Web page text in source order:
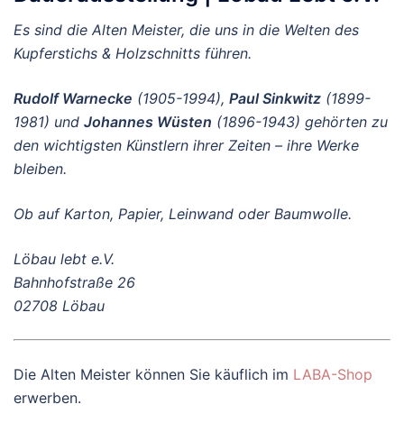
Es sind die Alten Meister, die uns in die Welten des
Kupferstichs & Holzschnitts führen.
Rudolf Warnecke (1905-1994), Paul Sinkwitz (1899-
1981) und Johannes Wüsten (1896-1943) gehörten zu
den wichtigsten Künstlern ihrer Zeiten – ihre Werke
bleiben.
Ob auf Karton, Papier, Leinwand oder Baumwolle.
Löbau lebt e.V.
Bahnhofstraße 26
02708 Löbau
Die Alten Meister können Sie käuflich im LABA-Shop
erwerben.